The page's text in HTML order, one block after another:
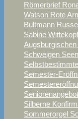
Römerbrief
Watson Rote
Bultmann
Sabine Wittekopf
Schweigen
Semester-
Seniorenangebot
Silberne
Sommerorgel